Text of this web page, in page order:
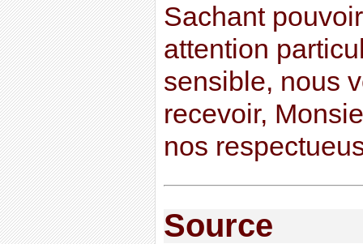
Sachant
attention
sensible, nous
recevoir,
nos
Source